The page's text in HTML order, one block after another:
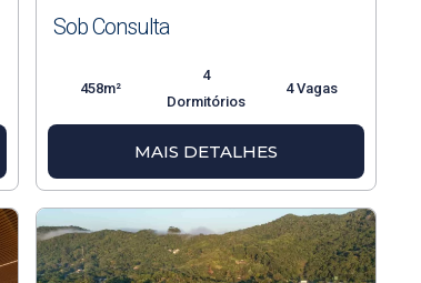
Sob Consulta
458m²
4
Dormitórios
4 Vagas
MAIS DETALHES